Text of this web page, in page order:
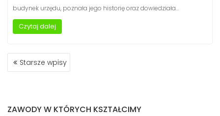
budynek urzędu, poznała jego historię oraz dowiedziała…
Czytaj dalej
NAWIGACJA
POStarsze wpisy
ZAWODY W KTÓRYCH KSZTAŁCIMY